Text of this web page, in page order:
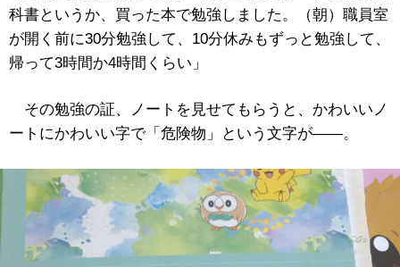
科書というか、買った本で勉強しました。（朝）職員室
が開く前に30分勉強して、10分休みもずっと勉強して、
帰って3時間か4時間くらい」
その勉強の証、ノートを見せてもらうと、かわいいノ
ートにかわいい字で「危険物」という文字が――。